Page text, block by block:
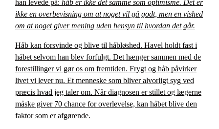
han levede på: håb er ikke det samme som optimisme. Det er
ikke en overbevisning om at noget vil gå godt, men en vished
om at noget giver mening uden hensyn til hvordan det går.
Håb kan forsvinde og blive til håbløshed. Havel holdt fast i
håbet selvom han blev forfulgt. Det hænger sammen med de
forestillinger vi gør os om fremtiden. Frygt og håb påvirker
livet vi lever nu. Et menneske som bliver alvorligt syg ved
præcis hvad jeg taler om. Når diagnosen er stillet og lægerne
måske giver 70 chance for overlevelse, kan håbet blive den
faktor som er afgørende.